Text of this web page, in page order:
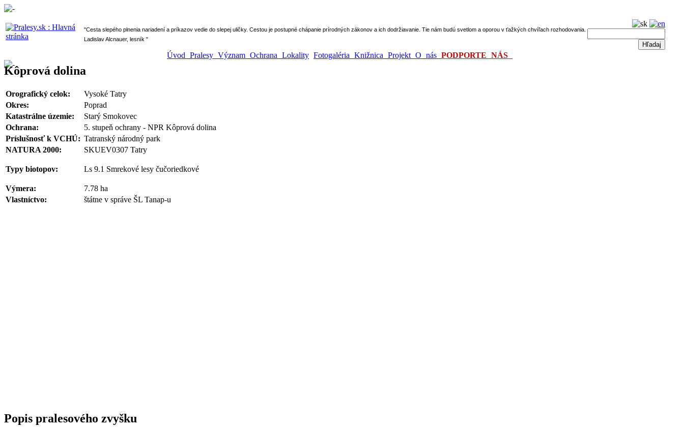
" Cesta slepého plnenia nariadení a príkazov vedie do slepej uličky. Cestou je postupné chápanie prírodných zákonov a ich dodržiavanie. Tie nám budú svetlom a oporou v ťažkých chvíľach rozhodovania.
Ladislav Alcnauer, lesník "
Úvod Pralesy Význam Ochrana Lokality Fotogaléria Knižnica Projekt O nás PODPORTE NÁS
Kôprová dolina
Orografický celok:
Vysoké Tatry
Okres:
Poprad
Katastrálne územie:
Starý Smokovec
Ochrana:
5. stupeň ochrany - NPR Kôprová dolina
Príslušnosť k VCHÚ: Tatranský národný park
NATURA 2000:
SKUEV0307 Tatry
Typy biotopov: Ls 9.1 Smrekové lesy čučoriedkové
Výmera:
7.78 ha
Vlastníctvo:
štátne v správe ŠL Tanap-u
Popis pralesového zvyšku